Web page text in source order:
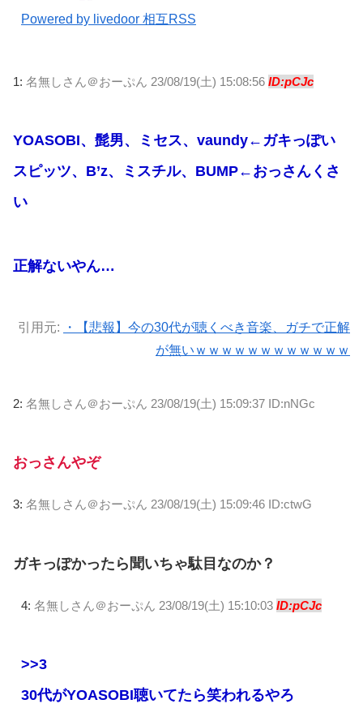
Powered by livedoor 相互RSS
1: 名無しさん＠おーぷん 23/08/19(土) 15:08:56 ID:pCJc
YOASOBI、髭男、ミセス、vaundy←ガキっぽい
スピッツ、B’z、ミスチル、BUMP←おっさんくさ
い
正解ないやん…
引用元:
・【悲報】今の30代が聴くべき音楽、ガチで正解
が無いｗｗｗｗｗｗｗｗｗｗｗｗ
2: 名無しさん＠おーぷん 23/08/19(土) 15:09:37 ID:nNGc
おっさんやぞ
3: 名無しさん＠おーぷん 23/08/19(土) 15:09:46 ID:ctwG
ガキっぽかったら聞いちゃ駄目なのか？
4: 名無しさん＠おーぷん 23/08/19(土) 15:10:03 ID:pCJc
>>3
30代がYOASOBI聴いてたら笑われるやろ